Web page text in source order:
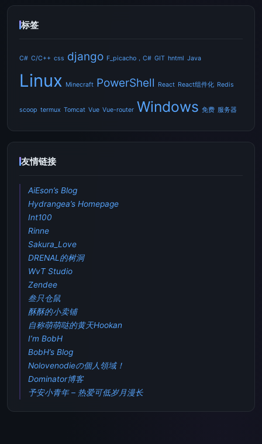
标签
C# C/C++ css django F_picacho，C# GIT hntml Java
Linux Minecraft PowerShell React React组件化 Redis
scoop termux Tomcat Vue Vue-router Windows 免费 服务器
友情链接
AiEson’s Blog
Hydrangea’s Homepage
Int100
Rinne
Sakura_Love
DRENAL的树洞
WvT Studio
Zendee
叁只仓鼠
酥酥的小卖铺
自称萌萌哒的黄天Hookan
I’m BobH
BobH’s Blog
Nolovenodieの個人領域！
Dominator博客
予安小青年 – 热爱可低岁月漫长